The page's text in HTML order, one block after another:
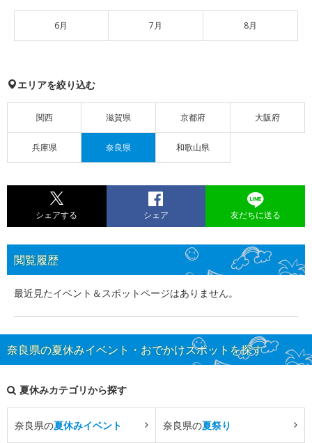
6月 7月 8月
エリアを絞り込む
関西 滋賀県 京都府 大阪府
兵庫県 奈良県 和歌山県
シェアする シェア 友だちに送る
閲覧履歴
最近見たイベント＆スポットページはありません。
奈良県の夏休みイベント・おでかけスポットを探す
夏休みカテゴリから探す
奈良県の夏休みイベント 奈良県の夏祭り